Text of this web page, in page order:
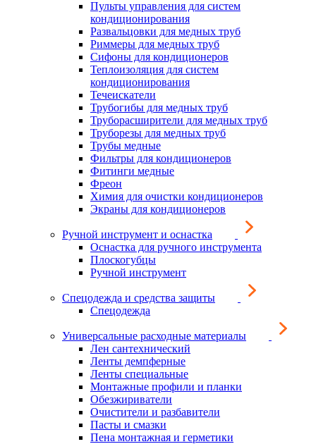
Пульты управления для систем
кондиционирования
Развальцовки для медных труб
Риммеры для медных труб
Сифоны для кондиционеров
Теплоизоляция для систем
кондиционирования
Течеискатели
Трубогибы для медных труб
Труборасширители для медных труб
Труборезы для медных труб
Трубы медные
Фильтры для кондиционеров
Фитинги медные
Фреон
Химия для очистки кондиционеров
Экраны для кондиционеров
Ручной инструмент и оснастка
Оснастка для ручного инструмента
Плоскогубцы
Ручной инструмент
Спецодежда и средства защиты
Спецодежда
Универсальные расходные материалы
Лен сантехнический
Ленты демпферные
Ленты специальные
Монтажные профили и планки
Обезжириватели
Очистители и разбавители
Пасты и смазки
Пена монтажная и герметики